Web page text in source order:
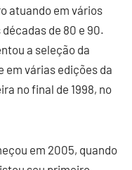
atuando em vários
de 80 e 90.
a seleção da
em várias edições da
no final de 1998, no
em 2005, quando